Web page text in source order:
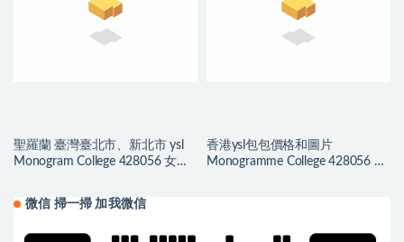
聖羅蘭 臺灣臺北市、新北市 ysl
Monogram College 428056 女包
香港ysl包包價格和圖片
Monogramme College 428056 女
微信 掃一掃 加我微信